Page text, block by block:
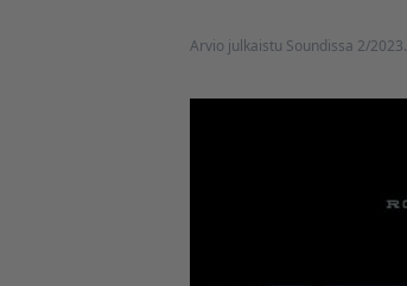
Arvio julkaistu Soundissa 2/2023.